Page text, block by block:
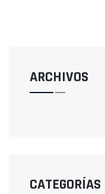
ARCHIVOS
CATEGORÍAS